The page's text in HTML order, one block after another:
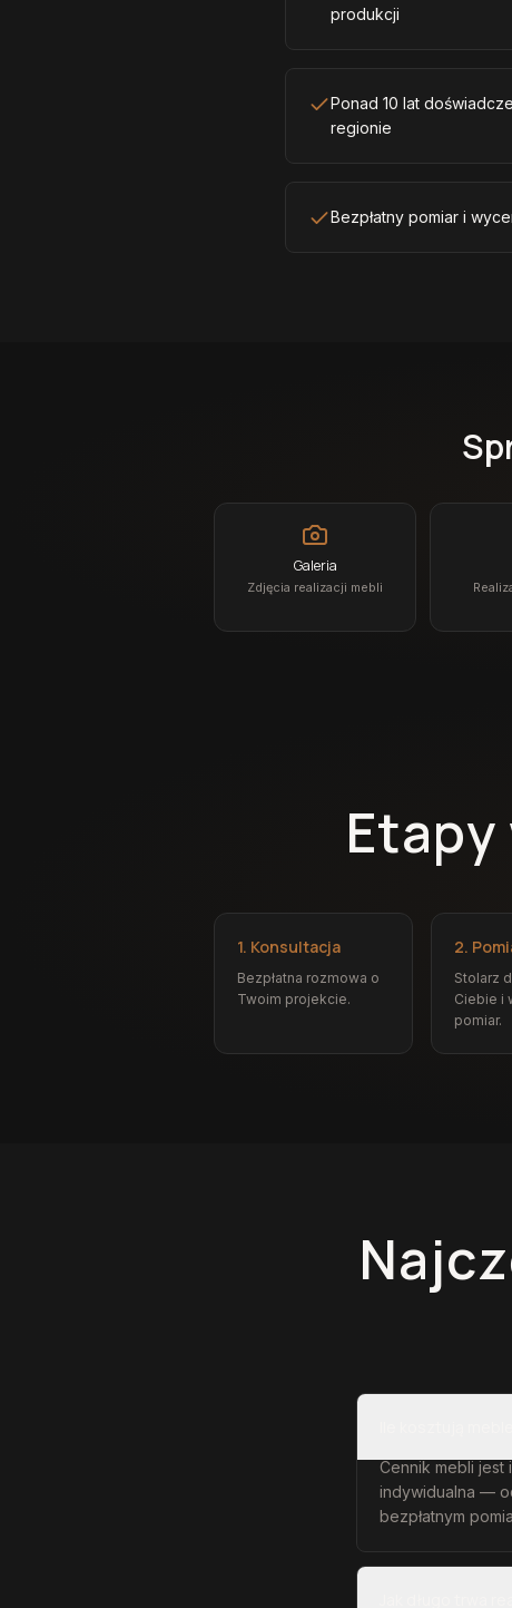
produkcji
Ponad 10 lat
regionie
Bezpłatny pomiar i
Galeria
Zdjęcia realizacji mebli
1. Konsultacja
Bezpłatna rozmowa o
Twoim projekcie.
2.
Stolarz
Ciebie i
pomiar.
Cennik mebli jest
indywidualna —
bezpłatnym